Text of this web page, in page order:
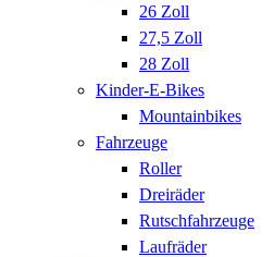
26 Zoll
27,5 Zoll
28 Zoll
Kinder-E-Bikes
Mountainbikes
Fahrzeuge
Roller
Dreiräder
Rutschfahrzeuge
Laufräder